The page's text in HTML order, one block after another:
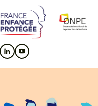
au
contenu
principal
au
menu
principal
au
pied
de